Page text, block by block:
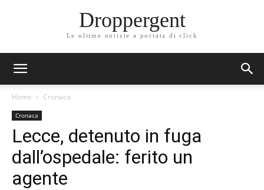
Droppergent
Le ultime notizie a portata di click
Home Cronaca
Cronaca
Lecce, detenuto in fuga
dall’ospedale: ferito un
agente